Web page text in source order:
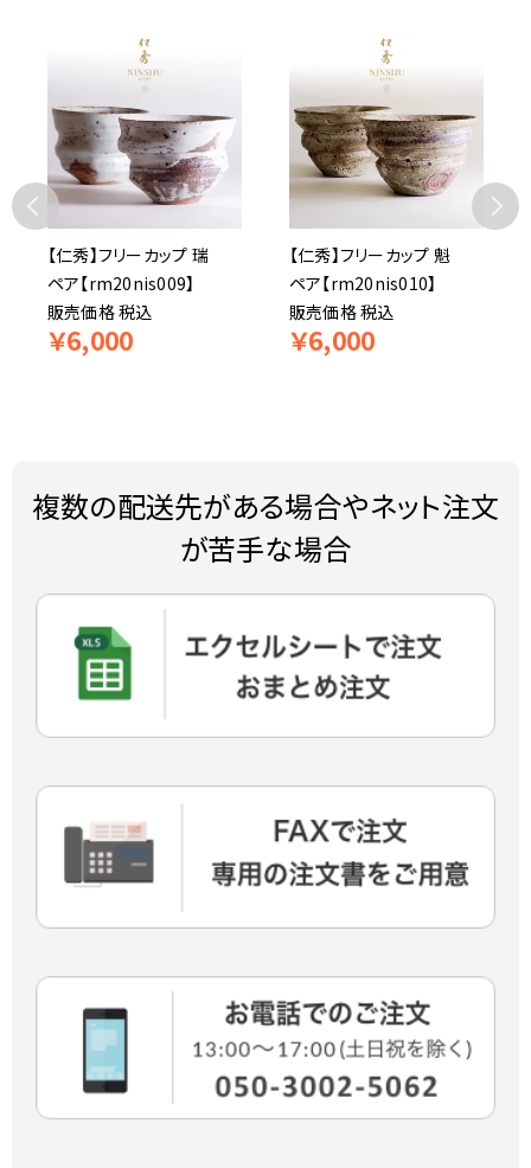
【仁秀】フリーカップ 瑞
ペア【rm20nis009】
販売価格税込
￥6,000
【仁秀】フリーカップ 魁
ペア【rm20nis010】
販売価格税込
￥6,000
複数の配送先がある場合やネット注文
が苦手な場合